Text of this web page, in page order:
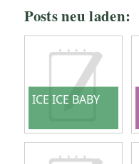
Posts neu laden:
ICE ICE BABY